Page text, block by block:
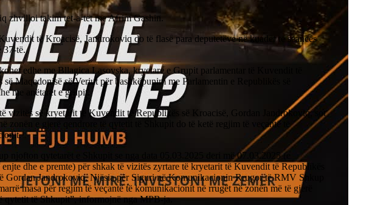
zhvilloi takim tet-a-tet me Afrim Gashin.
të Kroacisë, Jandrokoviq do të flasë para deputetëve në kuadër të seancës
37-të.
edhe me Bllagica Lasovska, kryetare e Grupit parlamentar të Kuvendit të
së Maqedonisë së Veriut për bashkëpunim me Parlamentin e Republikës së
me anëtarët e grupit.
vizitës së kryetarit të Kuvendit të Republikës së Kroacisë, Gordan Jandrokoviq, sot
zonën e gjerë qendrore të qytetit të Shkupit do të ketë regjim të veçantë të
njofton qytetarët e Shkupit se nga data 05.03.2025 deri më 07.03.2025 (e
dhe e premte) për shkak të vizitës zyrtare të kryetarit të Kuvendit të Republikës
Gordan Jandrokoviq, Njësia për Siguri në Komunikacionin Rrugor të RMV Shkup
masa për regjim të veçantë të komunikacionit në rrugët në zonën më të gjerë
qytetit të Shkupit”, informojnë nga MPB-ja.